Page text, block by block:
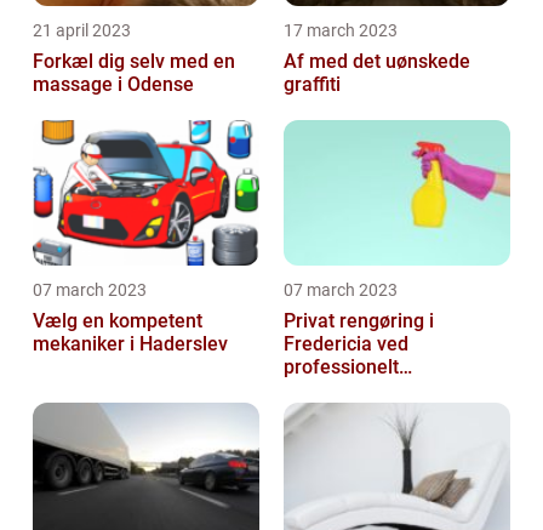
21 april 2023
Forkæl dig selv med en
massage i Odense
17 march 2023
Af med det uønskede
graffiti
07 march 2023
Vælg en kompetent
mekaniker i Haderslev
07 march 2023
Privat rengøring i
Fredericia ved
professionelt